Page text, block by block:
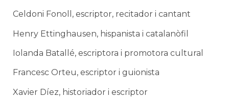
Celdoni Fonoll, escriptor, recitador i cantant
Henry Ettinghausen, hispanista i catalanòfil
Iolanda Batallé, escriptora i promotora cultural
Francesc Orteu, escriptor i guionista
Xavier Díez, historiador i escriptor